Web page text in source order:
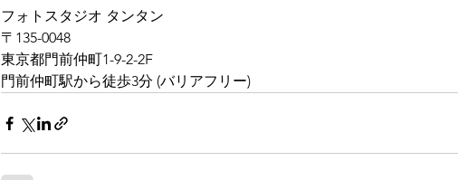
フォトスタジオ タンタン
〒135-0048
東京都門前仲町1-9-2-2F
門前仲町駅から徒歩3分 (バリアフリー)